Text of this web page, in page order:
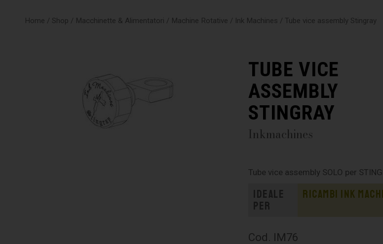
Home / Shop / Macchinette & Alimentatori / Machine Rotative / Ink Machines / Tube vice assembly Stingray
TUBE VICE
ASSEMBLY
STINGRAY
Inkmachines
Tube vice assembly SOLO per
Ideale
per
Ricambi Ink
Cod. IM76